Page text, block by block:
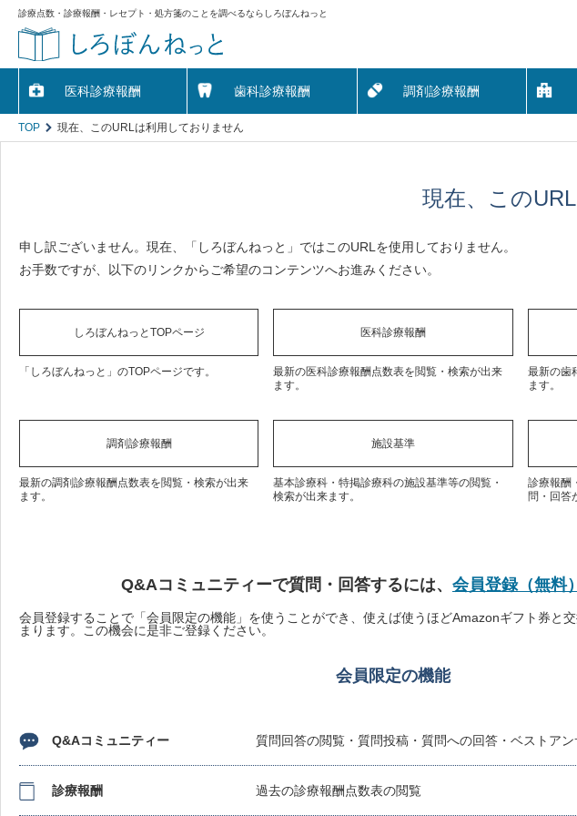
診療点数・診療報酬・レセプト・処方箋のことを調べるならしろぼんねっと
医科診療報酬 歯科診療報酬 調剤診療報酬
TOP 現在、このURLは利用しておりません
現在、この
申し訳ございません。現在、「しろぼんねっと」ではこのURLを使用しておりません。
お手数ですが、以下のリンクからご希望のコンテンツへお進みください。
しろぼんねっとTOPページ
「しろぼんねっと」のTOPページです。
医科診療報酬
最新の医科診療報酬点数表を閲覧・検索が出来
ます。
最新の歯
ます。
調剤診療報酬
最新の調剤診療報酬点数表を閲覧・検索が出来
ます。
施設基準
基本診療科・特掲診療科の施設基準等の閲覧・
検索が出来ます。
診療報酬
問・回答
Q&Aコミュニティーで質問・回答するには、 会員登録（無料）
会員登録することで「会員限定の機能」を使うことができ、使えば使うほどAmazonギフト券と
まります。この機会に是非ご登録ください。
会員限定の機能
Q&Aコミュニティー 質問回答の閲覧・質問投稿・質問への回答・ベストア
診療報酬 過去の診療報酬点数表の閲覧